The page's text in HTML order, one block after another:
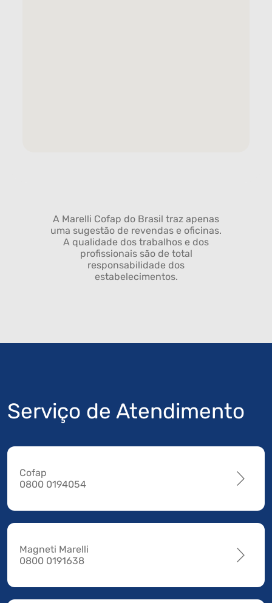
A Marelli Cofap do Brasil traz apenas
uma sugestão de revendas e oficinas.
A qualidade dos trabalhos e dos
profissionais são de total
responsabilidade dos
estabelecimentos.
Serviço de Atendimento
Cofap
0800 0194054
Magneti Marelli
0800 0191638